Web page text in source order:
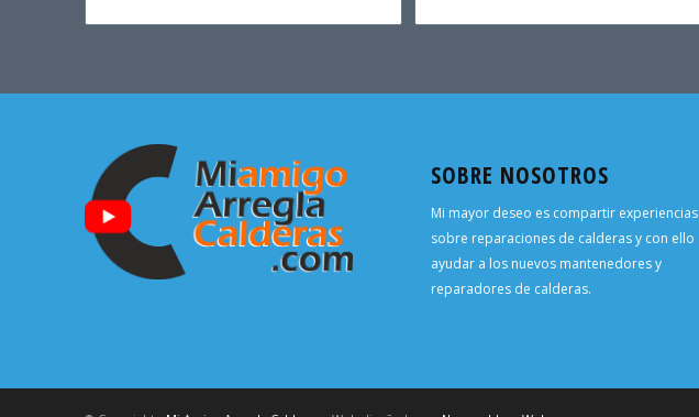
SOBRE NOSOTROS
Mi mayor deseo es compartir experiencias
sobre reparaciones de calderas y con ello
ayudar a los nuevos mantenedores y
reparadores de calderas.